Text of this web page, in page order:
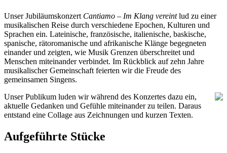
Unser Jubiläumskonzert Cantiamo – Im Klang vereintlud zu einer
musikalischen Reise durch verschiedene Epochen, Kulturen und
Sprachen ein. Lateinische, französische, italienische, baskische,
spanische, rätoromanische und afrikanische Klänge begegneten
einander und zeigten, wie Musik Grenzen überschreitet und
Menschen miteinander verbindet. Im Rückblick auf zehn Jahre
musikalischer Gemeinschaft feierten wir die Freude des
gemeinsamen Singens.
Unser Publikum luden wir während des Konzertes dazu ein,
aktuelle Gedanken und Gefühle miteinander zu teilen. Daraus
entstand eine Collage aus Zeichnungen und kurzen Texten.
Aufgeführte Stücke